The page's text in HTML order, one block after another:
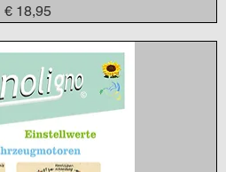
Preis
€ 18,95